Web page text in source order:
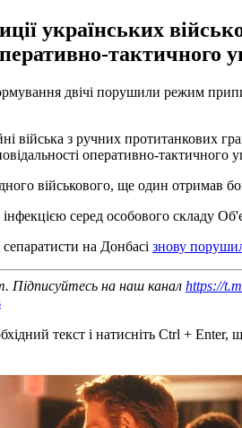
українських
тактичного
двічі порушили режим
війська з ручних протитанкових
оперативно-тактичного
військового, ще один отримав
серед особового складу
на Донбасі знову
Підписуйтесь на наш канал https://
текст і натисніть Ctrl + Enter,